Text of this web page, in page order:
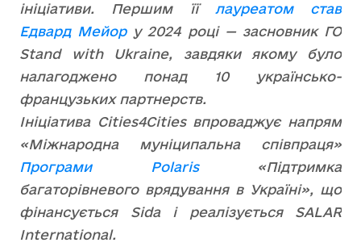
ініціативи. Першим її лауреатом став
Едвард Мейору 2024 році — засновник ГО
Stand with Ukraine, завдяки якому було
налагоджено понад 10 українсько-
французьких партнерств.
Ініціатива Cities4Cities впроваджує напрям
«Міжнародна муніципальна співпраця»
Програми Polaris«Підтримка
багаторівневого врядування в Україні», що
фінансується Sida і реалізується SALAR
International.